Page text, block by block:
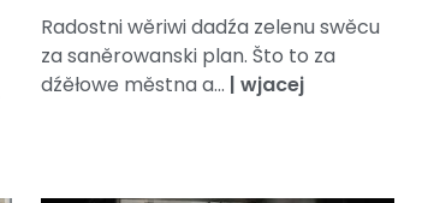
Radostni wěriwi dadźa zelenu swěcu
za saněrowanski plan. Što to za
dźěłowe městna a... | wjacej